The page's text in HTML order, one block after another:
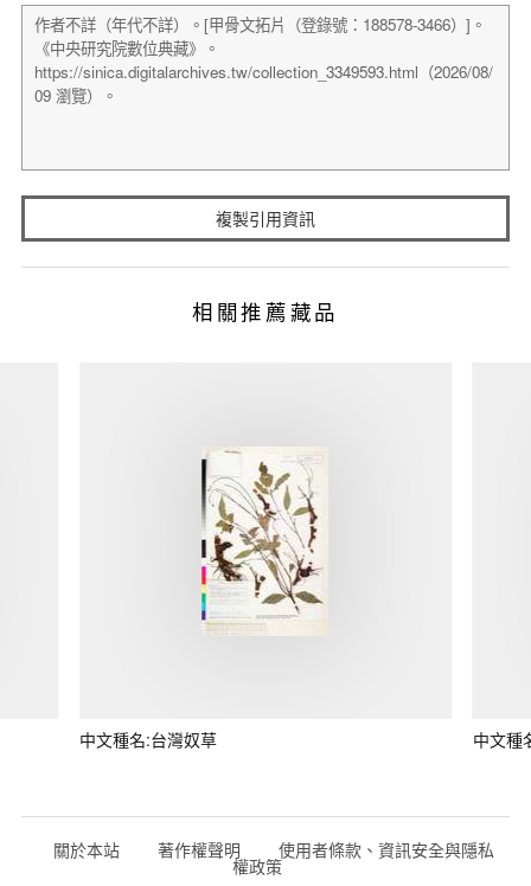
複製引用資訊
相關推薦藏品
中文種名:台灣奴草 中文種
關於本站 著作權聲明 使用者條款、資訊安全與隱私
權政策